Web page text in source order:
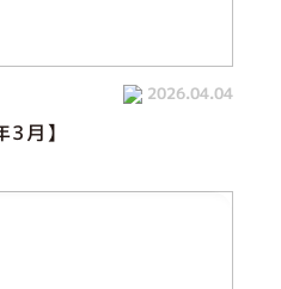
2026.04.04
月】